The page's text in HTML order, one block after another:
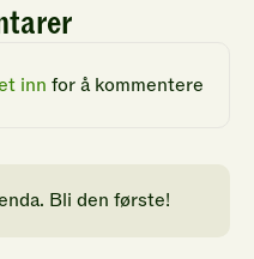
inn for å kommentere
Bli den første!